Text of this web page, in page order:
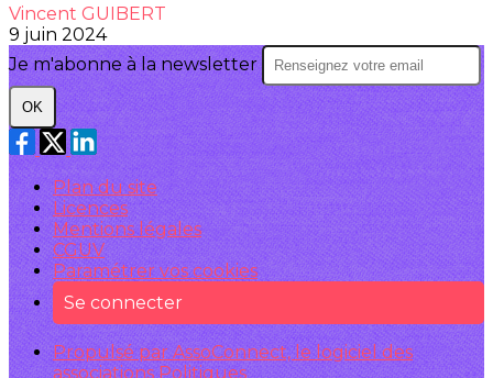
Vincent GUIBERT
9 juin 2024
Je m'abonne à la newsletter
OK
Plan du site
Licences
Mentions légales
CGUV
Paramétrer vos cookies
Se connecter
Propulsé par AssoConnect, le logiciel des
associations Politiques